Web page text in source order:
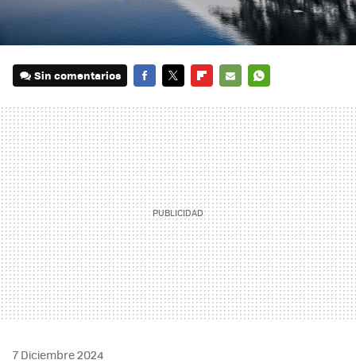
Sin comentarios
MAIL
7 Diciembre 2024